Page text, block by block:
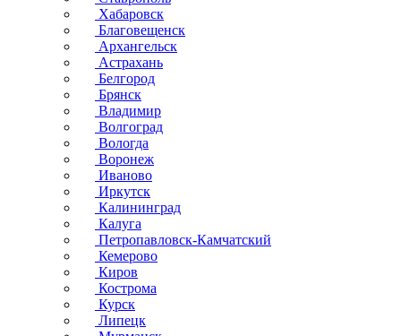
Хабаровск
Благовещенск
Архангельск
Астрахань
Белгород
Брянск
Владимир
Волгоград
Вологда
Воронеж
Иваново
Иркутск
Калининград
Калуга
Петропавловск-Камчатский
Кемерово
Киров
Кострома
Курск
Липецк